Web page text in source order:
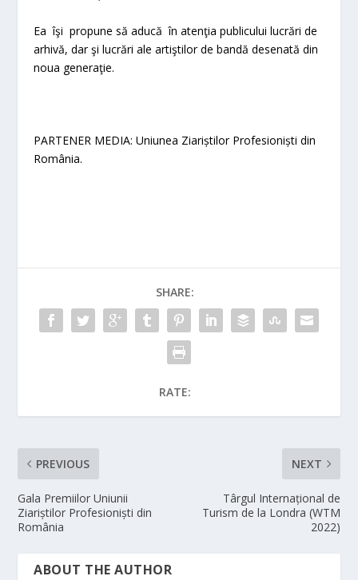
Ea îşi propune să aducă în atenţia publicului lucrări de
arhivă, dar şi lucrări ale artiştilor de bandă desenată din
noua generaţie.
PARTENER MEDIA: Uniunea Ziariștilor Profesioniști din
România.
SHARE:
RATE:
PREVIOUS
Gala Premiilor Uniunii
Ziariștilor Profesioniști din
România
NEXT
Târgul Internațional de
Turism de la Londra (WTM
2022)
ABOUT THE AUTHOR